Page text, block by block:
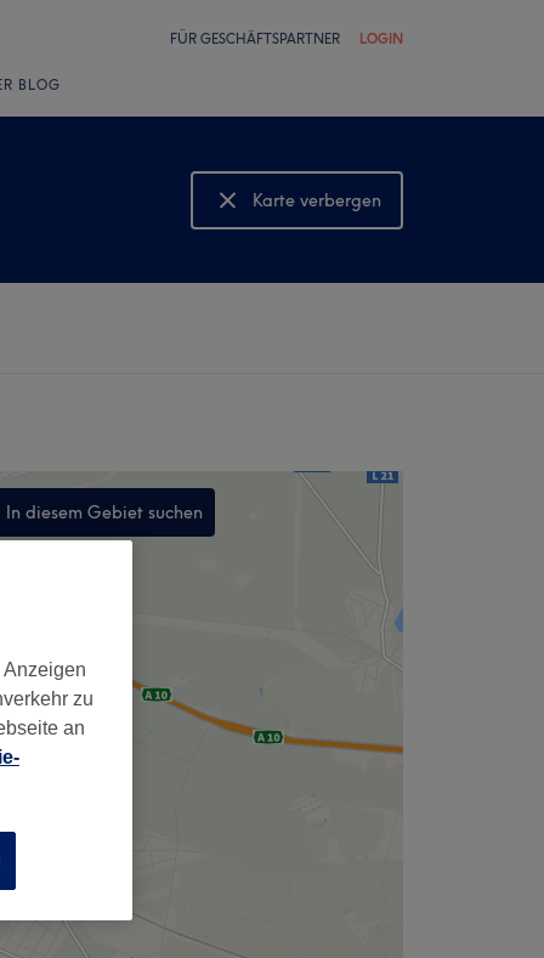
FÜR GESCHÄFTSPARTNER LOGIN
BLOG
Karte verbergen
Karte anzeigen
In diesem Gebiet suchen
zu
an